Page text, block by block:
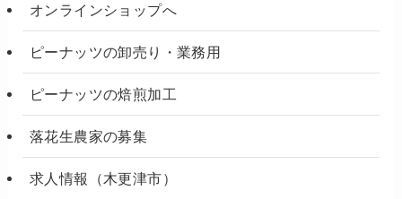
オンラインショップへ
ピーナッツの卸売り・業務用
ピーナッツの焙煎加工
落花生農家の募集
求人情報（木更津市）